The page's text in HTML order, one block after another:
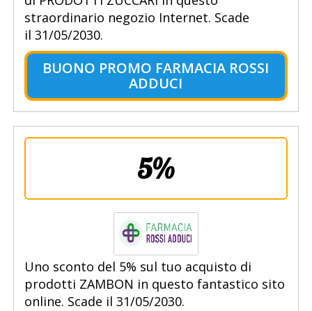
straordinario negozio Internet. Scade
il 31/05/2030.
BUONO PROMO FARMACIA ROSSI
ADDUCI
5%
Uno sconto del 5% sul tuo acquisto di
prodotti ZAMBON in questo fantastico sito
online. Scade il 31/05/2030.